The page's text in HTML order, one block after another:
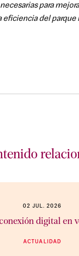
para
eficiencia del parque
02 JUL. 2026
digital en
ACTUALIDAD